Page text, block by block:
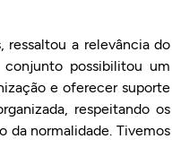
ressaltou a relevância do
possibilitou um
e oferecer suporte
respeitando os
da normalidade. Tivemos